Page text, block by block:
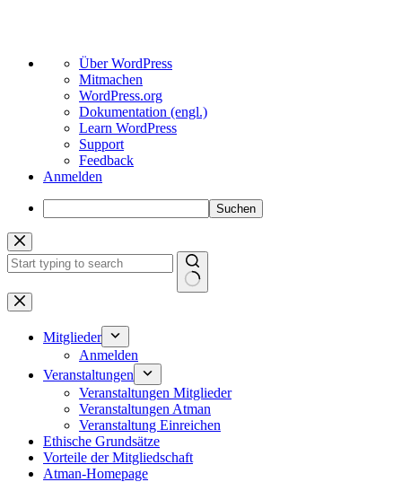
Über
WordPress
Über WordPress
Mitmachen
WordPress.org
Dokumentation (engl.)
Learn WordPress
Support
Feedback
Anmelden
Suchen
Zum
Inhalt
springen
Keine
Ergebnisse
Mitglieder
Anmelden
Veranstaltungen
Veranstaltungen Mitglieder
Veranstaltungen Atman
Veranstaltung Einreichen
Ethische Grundsätze
Vorteile der Mitgliedschaft
Atman-Homepage